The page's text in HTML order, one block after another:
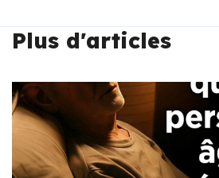
Plus d'articles